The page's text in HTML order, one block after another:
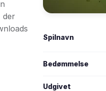
der
Spilnavn
Bedømmelse
Udgivet